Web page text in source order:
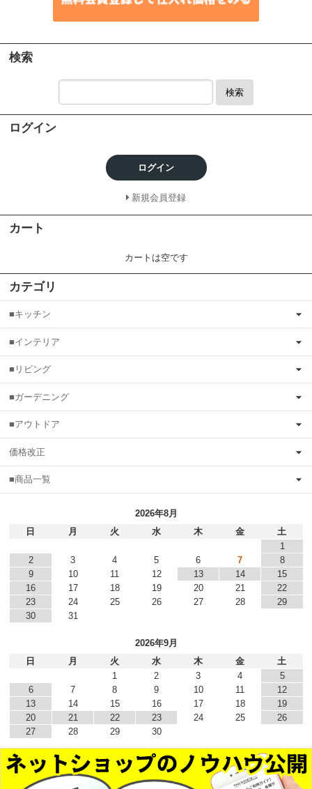
検索
検索
ログイン
ログイン
新規会員登録
カート
カートは空です
カテゴリ
■キッチン
■インテリア
■リビング
■ガーデニング
■アウトドア
価格改正
■商品一覧
2026年8月
日
月 火 水 木 金
土
1
2
3 4 5 6 7
8
9
10 11 12 13 14
15
16
17 18 19 20 21
22
23
24 25 26 27 28
29
30
31
2026年9月
日
月 火 水 木 金
土
1
2 3 4
5
6
7 8 9 10 11
12
13
14 15 16 17 18
19
20
21 22 23 24 25
26
27
28 29 30